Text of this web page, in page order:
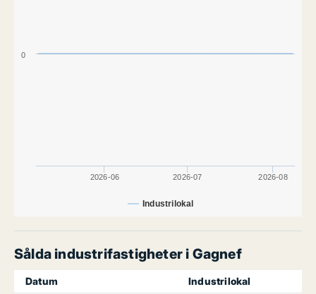
Industrilokal
2026-06 2026-07 2026-08
0
Sålda industrifastigheter i Gagnef
Datum
Industrilokal